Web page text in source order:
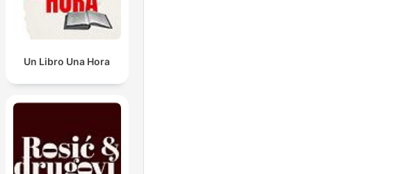
Un Libro Una Hora